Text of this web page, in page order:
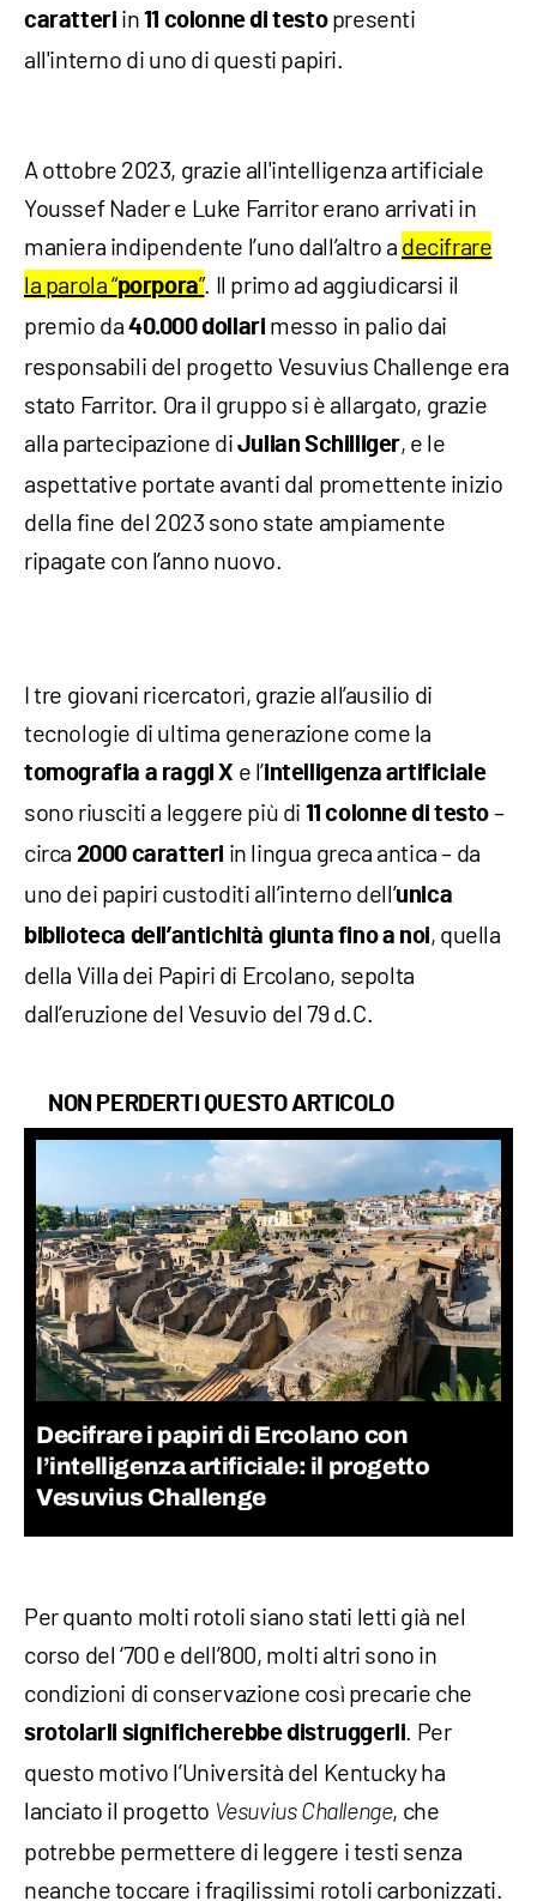
caratteri in 11 colonne di testopresenti
all'interno di uno di questi papiri.
A ottobre 2023, grazie all'intelligenza artificiale
Youssef Nader e Luke Farritor erano arrivati in
maniera indipendente l’uno dall’altro a decifrare
la parola “porpora”. Il primo ad aggiudicarsi il
premio da 40.000 dollari messo in palio dai
responsabili del progetto Vesuvius Challenge era
stato Farritor. Ora il gruppo si è allargato, grazie
alla partecipazione di Julian Schilliger, e le
aspettative portate avanti dal promettente inizio
della fine del 2023 sono state ampiamente
ripagate con l’anno nuovo.
I tre giovani ricercatori, grazie all’ausilio di
tecnologie di ultima generazione come la
tomografia a raggi X e l’intelligenza artificiale
sono riusciti a leggere più di 11 colonne di testo –
circa 2000 caratteri in lingua greca antica – da
uno dei papiri custoditi all’interno dell’unica
biblioteca dell’antichità giunta fino a noi, quella
della Villa dei Papiri di Ercolano, sepolta
dall’eruzione del Vesuvio del 79 d.C.
NON PERDERTI QUESTO ARTICOLO
Decifrare i papiri di Ercolano con
l’intelligenza artificiale: il progetto
Vesuvius Challenge
Per quanto molti rotoli siano stati letti già nel
corso del ‘700 e dell’800, molti altri sono in
condizioni di conservazione così precarie che
srotolarli significherebbe distruggerli. Per
questo motivo l’Università del Kentucky ha
lanciato il progetto Vesuvius Challenge, che
potrebbe permettere di leggere i testi senza
neanche toccare i fragilissimi rotoli carbonizzati.